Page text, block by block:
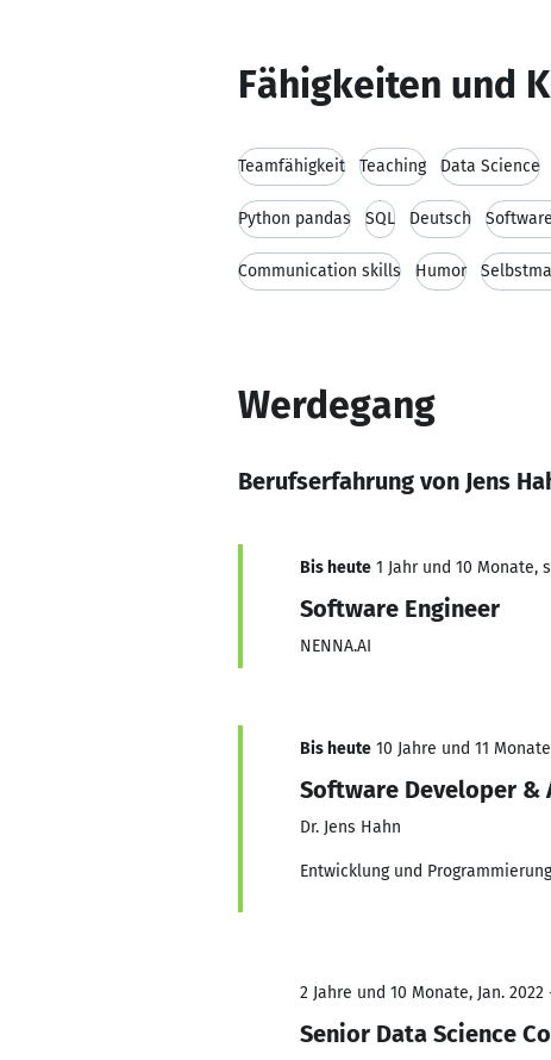
Fähigkeiten und
Teamfähigkeit Teaching Data Science
Python pandas SQL Deutsch
Communication skills Humor
Werdegang
Berufserfahrung von Jens
Bis heute 1 Jahr und 10 Monate,
Software Engineer
NENNA.AI
Bis heute 10 Jahre und 11
Software Developer &
Dr. Jens Hahn
Entwicklung und Programmierung
2 Jahre und 10 Monate, Jan. 2022
Senior Data Science